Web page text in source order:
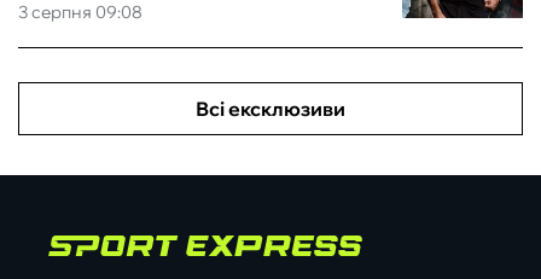
3 серпня 09:08
Всі ексклюзиви